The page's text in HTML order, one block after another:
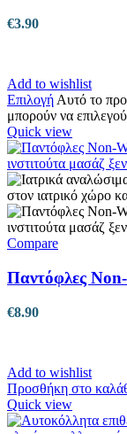
€3.90
Add to wishlist
ΕπιλογήΑυτό το
μπορούν να
Quick view
Compare
Παντόφλες Non-
€8.90
Add to wishlist
Προσθήκη στο
Quick view